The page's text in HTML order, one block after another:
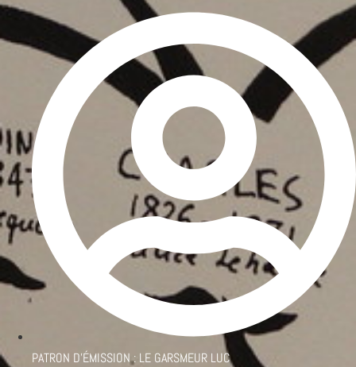
PATRON D'ÉMISSION : LE GARSMEUR LUC